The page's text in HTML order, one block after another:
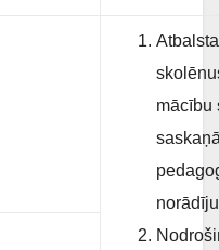
Atbalsta
mācību